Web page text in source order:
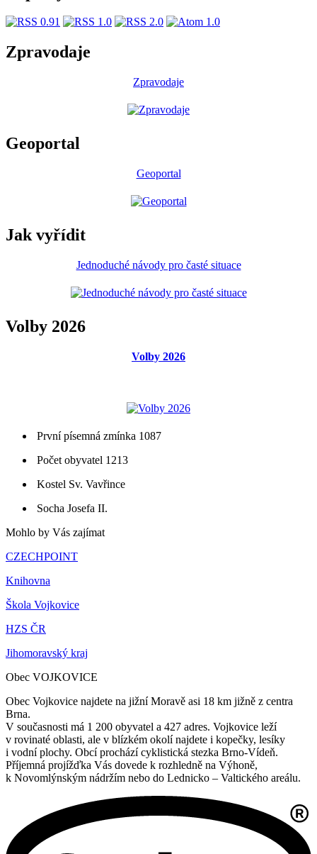
Zpravodaje
Zpravodaje
Geoportal
Geoportal
Jak vyřídit
Jednoduché návody pro časté situace
Volby 2026
Volby 2026
První písemná zmínka 1087
Počet obyvatel 1213
Kostel Sv. Vavřince
Socha Josefa II.
Mohlo by Vás zajímat
CZECHPOINT
Knihovna
Škola Vojkovice
HZS ČR
Jihomoravský kraj
Obec VOJKOVICE
Obec Vojkovice najdete na jižní Moravě asi 18 km jižně z centra
Brna.
V současnosti má 1 200 obyvatel a 427 adres. Vojkovice leží
v rovinaté oblasti, ale v blízkém okolí najdete i kopečky, lesíky
i vodní plochy. Obcí prochází cyklistická stezka Brno-Vídeň.
Příjemná projížďka Vás dovede k rozhledně na Výhoně,
k Novomlýnským nádržím nebo do Lednicko – Valtického areálu.